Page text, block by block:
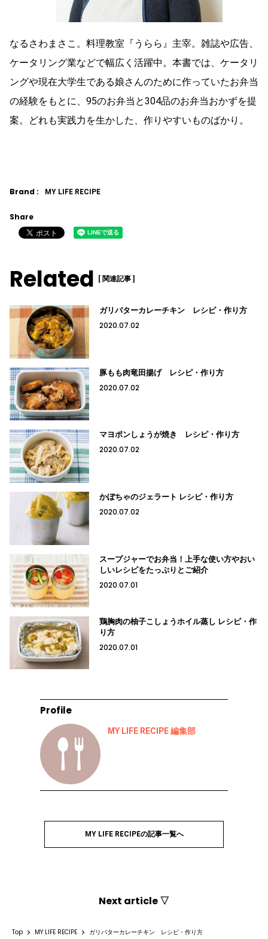
なるさわまさこ。料理教室『うらら』主宰。雑誌や広告、
ケータリング業などで幅広く活躍中。本書では、ケータリ
ングや現在大学生である娘さんのために作っていたお弁当
の経験をもとに、95のお弁当と304品のお弁当おかずを提
案。どれも実践力を生かした、作りやすいものばかり。
Brand : MY LIFE RECIPE
Share
Related [ 関連記事 ]
ガリバターカレーチキン レシピ・作り方
2020.07.02
豚もも肉竜田揚げ レシピ・作り方
2020.07.02
マヨポンしょうが焼き レシピ・作り方
2020.07.02
かぼちゃのジェラート レシピ・作り方
2020.07.02
スープジャーでお弁当！上手な使い方やおい
しいレシピをたっぷりとご紹介
2020.07.01
鶏胸肉の柚子こしょうホイル蒸し レシピ・作
り方
2020.07.01
Profile
MY LIFE RECIPE 編集部
MY LIFE RECIPEの記事一覧へ
Next article ▽
Top MY LIFE RECIPE ガリバターカレーチキン レシピ・作り方